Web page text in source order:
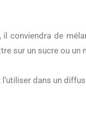
il conviendra de
sur un sucre ou un
dans un